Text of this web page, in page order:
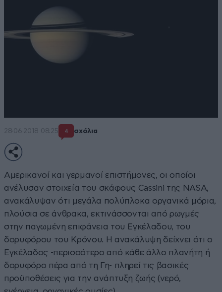
28·06·2018 08:25 4 σχόλια
Αμερικανοί και γερμανοί επιστήμονες, οι οποίοι
ανέλυσαν στοιχεία του σκάφους Cassini της NASA,
ανακάλυψαν ότι μεγάλα πολύπλοκα οργανικά μόρια,
πλούσια σε άνθρακα, εκτινάσσονται από ρωγμές
στην παγωμένη επιφάνεια του Εγκέλαδου, του
δορυφόρου του Κρόνου. Η ανακάλυψη δείχνει ότι ο
Εγκέλαδος -περισσότερο από κάθε άλλο πλανήτη ή
δορυφόρο πέρα από τη Γη- πληρεί τις βασικές
προϋποθέσεις για την ανάπτυξη ζωής (νερό,